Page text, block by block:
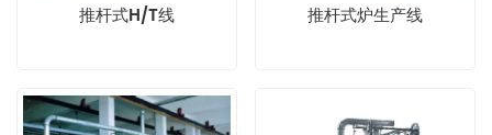
推杆式H/T线 推杆式炉生产线